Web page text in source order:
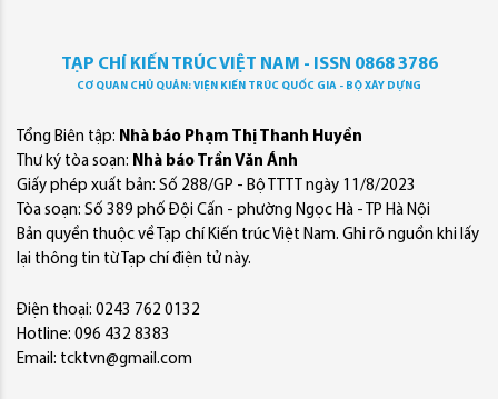
TẠP CHÍ KIẾN TRÚC VIỆT NAM - ISSN 0868 3786
CƠ QUAN CHỦ QUẢN: VIỆN KIẾN TRÚC QUỐC GIA - BỘ XÂY DỰNG
Tổng Biên tập: Nhà báo Phạm Thị Thanh Huyền
Thư ký tòa soạn: Nhà báo Trần Văn Ánh
Giấy phép xuất bản: Số 288/GP - Bộ TTTT ngày 11/8/2023
Tòa soạn: Số 389 phố Đội Cấn - phường Ngọc Hà - TP Hà Nội
Bản quyền thuộc về Tạp chí Kiến trúc Việt Nam. Ghi rõ nguồn khi lấy
lại thông tin từ Tạp chí điện tử này.
Điện thoại: 0243 762 0132
Hotline: 096 432 8383
Email: tcktvn@gmail.com